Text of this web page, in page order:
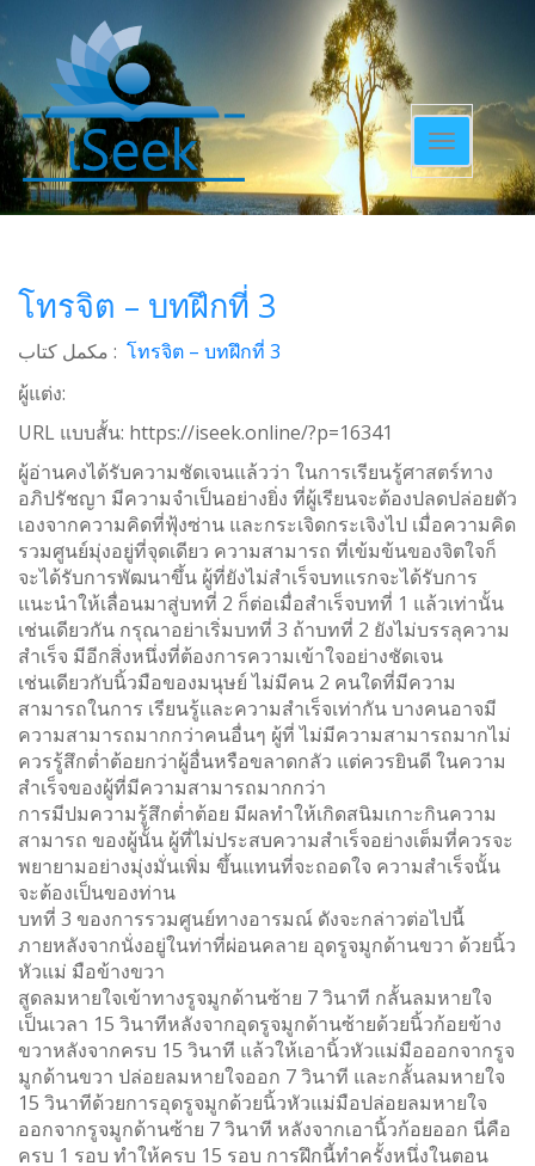
Toggle
navigation
โทรจิต – บทฝึกที่ 3
مکمل کتاب : โทรจิต – บทฝึกที่ 3
ผู้แต่ง:
URL แบบสั้น: https://iseek.online/?p=16341
ผู้อ่านคงได้รับความชัดเจนแล้วว่า ในการเรียนรู้ศาสตร์ทาง
อภิปรัชญา มีความจำเป็นอย่างยิ่ง ที่ผู้เรียนจะต้องปลดปล่อยตัว
เองจากความคิดที่ฟุ้งซ่าน และกระเจิดกระเจิงไป เมื่อความคิด
รวมศูนย์มุ่งอยู่ที่จุดเดียว ความสามารถ ที่เข้มข้นของจิตใจก็
จะได้รับการพัฒนาขึ้น ผู้ที่ยังไม่สำเร็จบทแรกจะได้รับการ
แนะนำให้เลื่อนมาสู่บทที่ 2 ก็ต่อเมื่อสำเร็จบทที่ 1 แล้วเท่านั้น
เช่นเดียวกัน กรุณาอย่าเริ่มบทที่ 3 ถ้าบทที่ 2 ยังไม่บรรลุความ
สำเร็จ มีอีกสิ่งหนึ่งที่ต้องการความเข้าใจอย่างชัดเจน
เช่นเดียวกับนิ้วมือของมนุษย์ ไม่มีคน 2 คนใดที่มีความ
สามารถในการ เรียนรู้และความสำเร็จเท่ากัน บางคนอาจมี
ความสามารถมากกว่าคนอื่นๆ ผู้ที่ ไม่มีความสามารถมากไม่
ควรรู้สึกต่ำต้อยกว่าผู้อื่นหรือขลาดกลัว แต่ควรยินดี ในความ
สำเร็จของผู้ที่มีความสามารถมากกว่า
การมีปมความรู้สึกต่ำต้อย มีผลทำให้เกิดสนิมเกาะกินความ
สามารถ ของผู้นั้น ผู้ที่ไม่ประสบความสำเร็จอย่างเต็มที่ควรจะ
พยายามอย่างมุ่งมั่นเพิ่ม ขึ้นแทนที่จะถอดใจ ความสำเร็จนั้น
จะต้องเป็นของท่าน
บทที่ 3 ของการรวมศูนย์ทางอารมณ์ ดังจะกล่าวต่อไปนี้
ภายหลังจากนั่งอยู่ในท่าที่ผ่อนคลาย อุดรูจมูกด้านขวา ด้วยนิ้ว
หัวแม่ มือข้างขวา
สูดลมหายใจเข้าทางรูจมูกด้านซ้าย 7 วินาที กลั้นลมหายใจ
เป็นเวลา 15 วินาทีหลังจากอุดรูจมูกด้านซ้ายด้วยนิ้วก้อยข้าง
ขวาหลังจากครบ 15 วินาที แล้วให้เอานิ้วหัวแม่มือออกจากรูจ
มูกด้านขวา ปล่อยลมหายใจออก 7 วินาที และกลั้นลมหายใจ
15 วินาทีด้วยการอุดรูจมูกด้วยนิ้วหัวแม่มือปล่อยลมหายใจ
ออกจากรูจมูกด้านซ้าย 7 วินาที หลังจากเอานิ้วก้อยออก นี่คือ
ครบ 1 รอบ ทำให้ครบ 15 รอบ การฝึกนี้ทำครั้งหนึ่งในตอน